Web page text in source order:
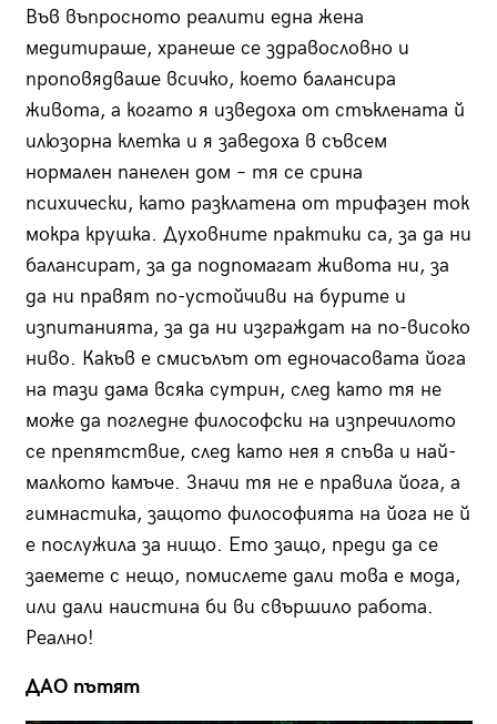
Във въпросното реалити една жена
медитираше, хранеше се здравословно и
проповядваше всичко, което балансира
живота, а когато я изведоха от стъклената й
илюзорна клетка и я заведоха в съвсем
нормален панелен дом – тя се срина
психически, като разклатена от трифазен ток
мокра крушка. Духовните практики са, за да ни
балансират, за да подпомагат живота ни, за
да ни правят по-устойчиви на бурите и
изпитанията, за да ни изграждат на по-високо
ниво. Какъв е смисълът от едночасовата йога
на тази дама всяка сутрин, след като тя не
може да погледне философски на изпречилото
се препятствие, след като нея я спъва и най-
малкото камъче. Значи тя не е правила йога, а
гимнастика, защото философията на йога не й
е послужила за нищо. Ето защо, преди да се
заемете с нещо, помислете дали това е мода,
или дали наистина би ви свършило работа.
Реално!
ДАО пътят